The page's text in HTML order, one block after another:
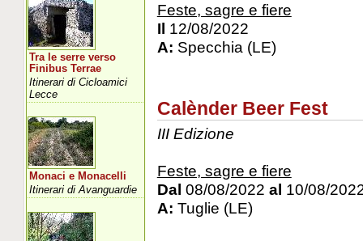
Feste, sagre e fiere
Il 12/08/2022
A: Specchia (LE)
Calènder Beer Fest
III Edizione
Feste, sagre e fiere
Dal 08/08/2022 al 10/08/
A: Tuglie (LE)
Tra le serre verso
Finibus Terrae
Itinerari di Cicloamici
Lecce
Monaci e Monacelli
Itinerari di Avanguardie